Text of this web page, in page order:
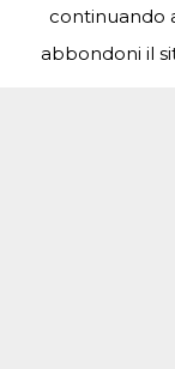
Sei un
distribuire
continuando
abbondoni il